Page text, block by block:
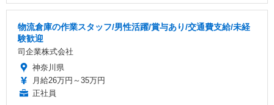
物流倉庫の作業スタッフ/男性活躍/賞与あり/交通費支給/未経
験歓迎
司企業株式会社
神奈川県
月給26万円～35万円
正社員